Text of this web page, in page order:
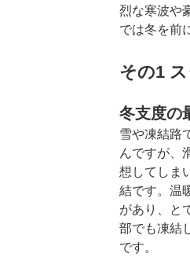
烈な寒波や
では冬を前
その1
冬支度の
雪や凍結路
んですが、
想してしま
結です。温
があり、と
部でも凍結
です。